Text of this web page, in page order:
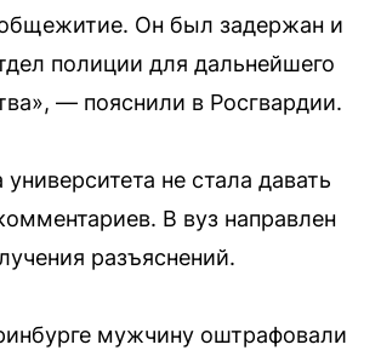
Он был задержан и
полиции для дальнейшего
— пояснили в Росгвардии.
не стала давать
В вуз направлен
разъяснений.
мужчину оштрафовали